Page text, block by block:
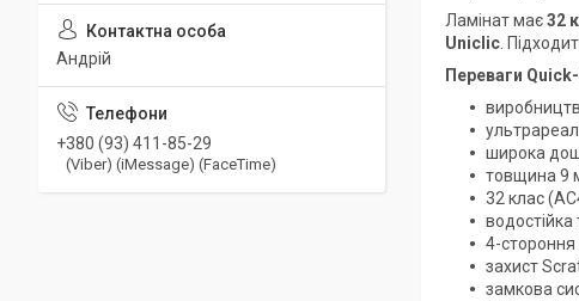
Ламінат має32
Uniclic .
Переваги
широка
товщина 9
32 клас
водостійка
4-стороння
захист
замкова
Андрій
+380 (93) 411-85-29
(Viber) (iMessage) (FaceTime)